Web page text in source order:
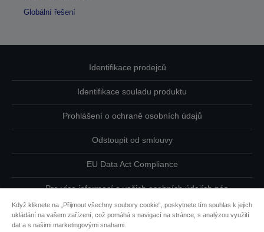
Globální řešení
Identifikace prodejců
Identifikace souladu produktu
Prohlášení o ochraně osobních údajů
Odstoupit od smlouvy
EU Data Act Compliance
Pro více informací o vašich osobních údajích nás
Informace o souborech cookie
Když kliknete na „Přijmout všechny soubory cookie“, poskytnete tím souhlas k jejich
ukládání na vašem zařízení, což pomáhá s navigací na stránce, s analýzou využití
dat a s našimi marketingovými snahami.